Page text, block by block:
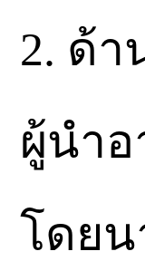
2. ด้า
ผู้นำอ
โดยน